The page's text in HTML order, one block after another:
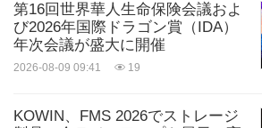
第16回世界華人生命保険会議およ
び2026年国際ドラゴン賞（IDA）
年次会議が盛大に開催
2026-08-09 09:41 19
KOWIN、FMS 2026でストレージ